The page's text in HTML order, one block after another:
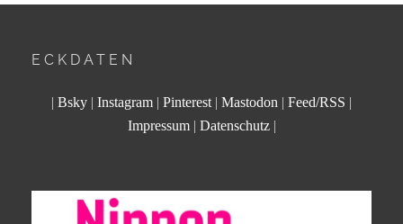
ECKDATEN
| Bsky | Instagram | Pinterest | Mastodon | Feed/RSS |
Impressum| Datenschutz|